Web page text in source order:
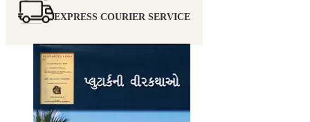
EXPRESS COURIER SERVICE